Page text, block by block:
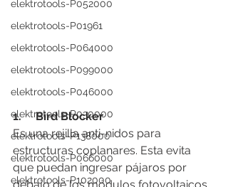
elektrotools-P052000
elektrotools-P01961
elektrotools-P064000
elektrotools-P099000
elektrotools-P046000
elektrotools-P030000
elektrotools-P138000
elektrotools-P066000
elektrotools-P102000
1.     Bird Blocker
Es una rejilla anti-nidos para
estructuras coplanares. Esta evita
que puedan ingresar pájaros por